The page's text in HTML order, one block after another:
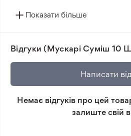
🔥 Нові сорти. Цікаві новинки
🛡️ Захист покупок.
не відповідає очікуванням,
повернення.
Мінімальне замовлення 300
Показати більше
Відгуки (Мускарі Суміш 10
Написати
Немає відгуків про цей
залиште свій